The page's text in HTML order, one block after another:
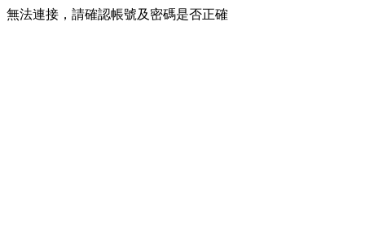
無法連接，請確認帳號及密碼是否正確